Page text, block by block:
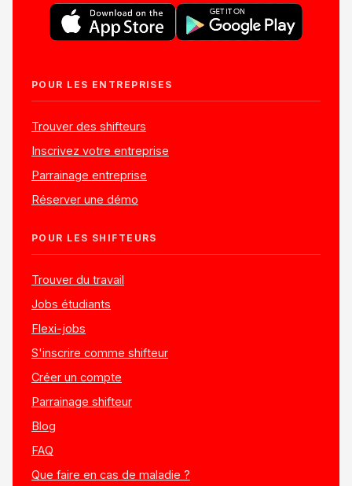
POUR LES ENTREPRISES
Trouver des shifteurs
Inscrivez votre entreprise
Parrainage entreprise
Réserver une démo
POUR LES SHIFTEURS
Trouver du travail
Jobs étudiants
Flexi-jobs
S'inscrire comme shifteur
Créer un compte
Parrainage shifteur
Blog
FAQ
Que faire en cas de maladie ?